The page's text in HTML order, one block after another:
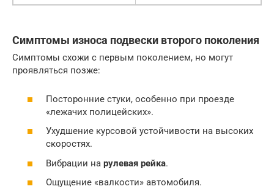
Симптомы износа подвески второго поколения
Симптомы схожи с первым поколением, но могут
проявляться позже:
Посторонние стуки, особенно при проезде
«лежачих полицейских».
Ухудшение курсовой устойчивости на высоких
скоростях.
Вибрации на рулевая рейка.
Ощущение «валкости» автомобиля.